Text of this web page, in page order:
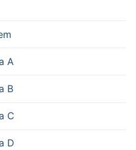
A
B
C
D